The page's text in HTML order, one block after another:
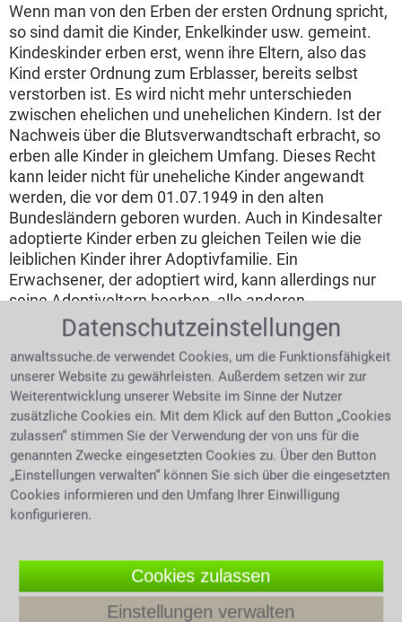
Wenn man von den Erben der ersten Ordnung spricht,
so sind damit die Kinder, Enkelkinder usw. gemeint.
Kindeskinder erben erst, wenn ihre Eltern, also das
Kind erster Ordnung zum Erblasser, bereits selbst
verstorben ist. Es wird nicht mehr unterschieden
zwischen ehelichen und unehelichen Kindern. Ist der
Nachweis über die Blutsverwandtschaft erbracht, so
erben alle Kinder in gleichem Umfang. Dieses Recht
kann leider nicht für uneheliche Kinder angewandt
werden, die vor dem 01.07.1949 in den alten
Bundesländern geboren wurden. Auch in Kindesalter
adoptierte Kinder erben zu gleichen Teilen wie die
leiblichen Kinder ihrer Adoptivfamilie. Ein
Erwachsener, der adoptiert wird, kann allerdings nur
seine Adoptiveltern beerben, alle anderen
Familienmitglieder der Adoptivfamilie schließt das
Erbrecht in diesem Fall aus. Stiefkinder sind keine
gesetzlichen Erben.
Erben als Erbe der sogenannten 2. Ordnung
Die Erben der 2. Ordnung sind Eltern und Geschwister
des Erblassers. Sie erben dann, wenn keine Erben der
ersten Ordnung vorhanden sind. Eltern beerben hier
ihr verstorbenes Kind. Lebt nur noch ein Elternteil, so
treten an die Stelle des bereits früher verstorbenen
Kinder.
Die dritte Ordnung im Erbrecht
Datenschutzeinstellungen
anwaltssuche.de verwendet Cookies, um die Funktionsfähigkeit
unserer Website zu gewährleisten. Außerdem setzen wir zur
Weiterentwicklung unserer Website im Sinne der Nutzer
zusätzliche Cookies ein. Mit dem Klick auf den Button „Cookies
zulassen“ stimmen Sie der Verwendung der von uns für die
genannten Zwecke eingesetzten Cookies zu. Über den Button
„Einstellungen verwalten“ können Sie sich über die eingesetzten
Cookies informieren und den Umfang Ihrer Einwilligung
konfigurieren.
Cookies zulassen
Einstellungen verwalten